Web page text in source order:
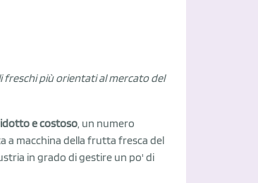
più orientati al mercato del
e costoso, un numero
a macchina della frutta fresca del
in grado di gestire un po' di